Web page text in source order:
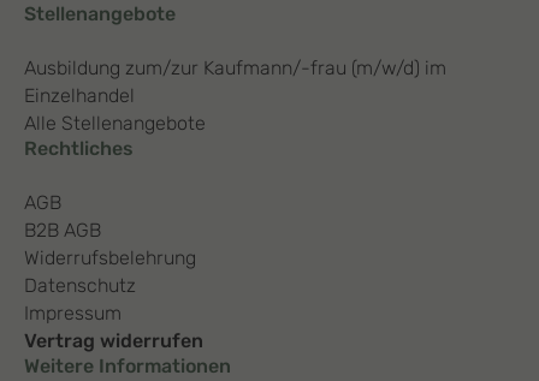
Stellenangebote
Ausbildung zum/zur Kaufmann/-frau (m/w/d) im
Einzelhandel
Alle Stellenangebote
Rechtliches
AGB
B2B AGB
Widerrufsbelehrung
Datenschutz
Impressum
Vertrag widerrufen
Weitere Informationen